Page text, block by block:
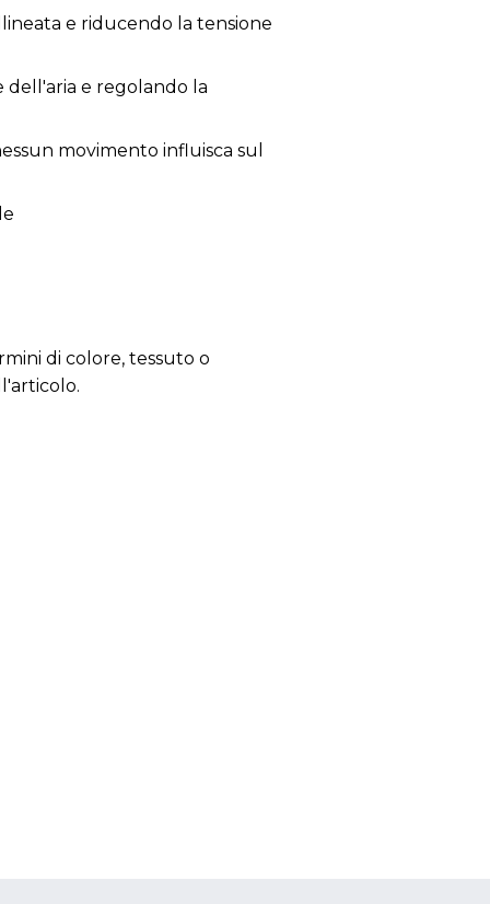
e riducendo la tensione
dell'aria e regolando la
movimento influisca sul
di colore, tessuto o